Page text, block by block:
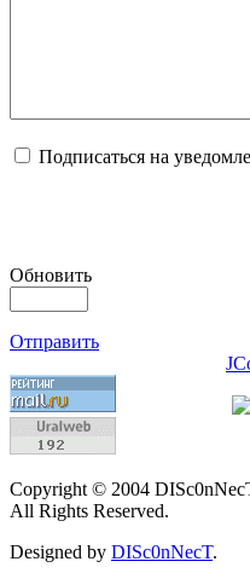
Подписаться на
Обновить
Отправить
Copyright © 2004
All Rights Reserved.
Designed by DISc0nNecT.